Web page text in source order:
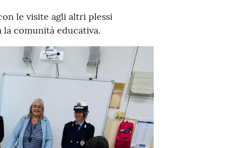
le visite agli altri plessi
comunità educativa.